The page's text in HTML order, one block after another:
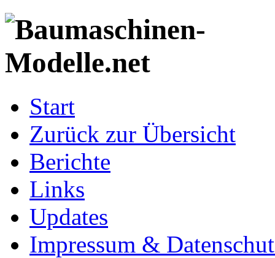
Start
Zurück zur Übersicht
Berichte
Links
Updates
Impressum &